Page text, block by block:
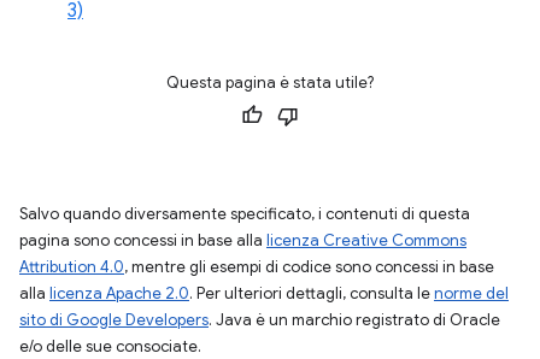
3)
Questa pagina è stata utile?
Salvo quando diversamente specificato, i contenuti di questa
pagina sono concessi in base alla licenza Creative Commons
Attribution 4.0, mentre gli esempi di codice sono concessi in base
alla licenza Apache 2.0. Per ulteriori dettagli, consulta lenorme del
sito di Google Developers. Java è un marchio registrato di Oracle
e/o delle sue consociate.